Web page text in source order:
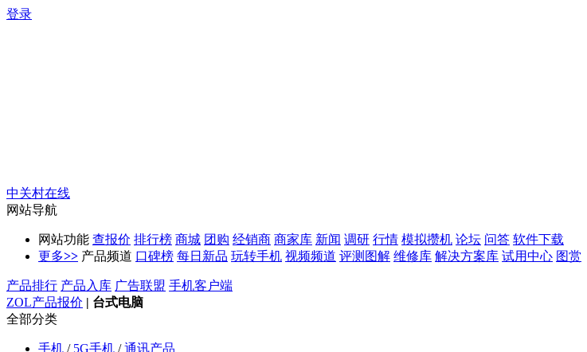
登录
中关村在线
网站导航
网站功能 查报价 排行榜 商城 团购 经销商 商家库 新闻 调研 行情 模拟攒机 论坛 问答 软件下载
更多>> 产品频道 口碑榜 每日新品 玩转手机 视频频道 评测图解 维修库 解决方案库 试用中心 图赏
产品排行 产品入库 广告联盟 手机客户端
ZOL产品报价 | 台式电脑
全部分类
手机 / 5G手机 /通讯产品